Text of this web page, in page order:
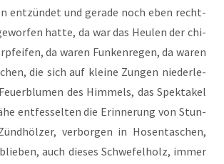
ent­zün­det und gera­de noch eben recht­
hat­te, da war das Heu­len der chi­
da waren Fun­ken­re­gen, da waren
die sich auf klei­ne Zun­gen nie­der­le­
des Him­mels, das Spek­ta­kel
ent­fes­selten die Erin­ne­rung von Stun­
ver­bor­gen in Hosen­ta­schen,
auch die­ses Schwe­fel­holz, immer